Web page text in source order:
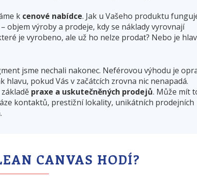
k cenové nabídce. Jak u Vašeho produktu
objem výroby a prodeje, kdy se náklady vyrovnají
je vyrobeno, ale už ho nelze prodat? Nebo je
jsme nechali nakonec. Neférovou výhodu je
pokud Vás v začátcích zrovna nic nenapadá.
praxe a uskutečněných prodejů. Může mít
kontaktů, prestižní lokality, unikátních prodejních
CANVAS HODÍ?